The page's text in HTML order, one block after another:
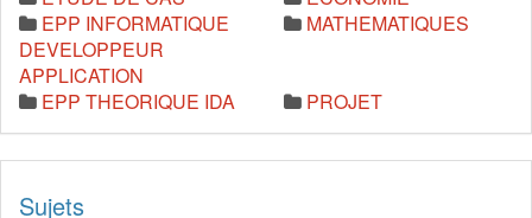
EPP INFORMATIQUE
DEVELOPPEUR
APPLICATION
MATHEMATIQUES
EPP THEORIQUE IDA PROJET
Sujets